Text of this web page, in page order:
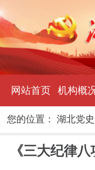
网站首页 机构概
您的位置：湖北党史
《三大纪律